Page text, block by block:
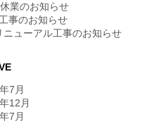
業のお知らせ
事のお知らせ
ューアル工事のお知らせ
7月
12月
7月